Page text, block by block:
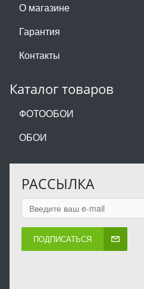
О магазине
Гарантия
Контакты
Каталог товаров
ФОТООБОИ
ОБОИ
РАССЫЛКА
ПОДПИСАТЬСЯ